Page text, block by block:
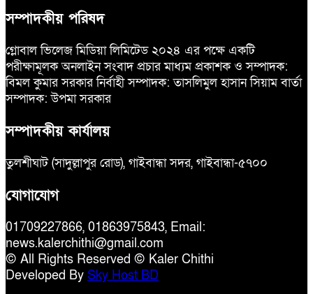
সম্পাদকীয় পরিষদ
গ্লোবাল ভিলেজ মিডিয়া লিমিটেড ২০২৪ এর পক্ষে একটি
পরীক্ষামূলক অনলাইন সংবাদ প্রচার মাধ্যম প্রকাশক ও সম্পাদক:
বিমল কুমার সরকার নির্বাহী সম্পাদক: তাসলিমুল হাসান সিয়াম বার্তা
সম্পাদক: উপমা সরকার
সম্পাদকীয় কার্যালয়
তুলশীঘাট (সাদুল্লাপুর রোড), গাইবান্ধা সদর, গাইবান্ধা-৫৭০০
যোগাযোগ
01709227866, 01863975843, Email:
news.kalerchithi@gmail.com
© All Rights Reserved © Kaler Chithi
Developed By Sky Host BD